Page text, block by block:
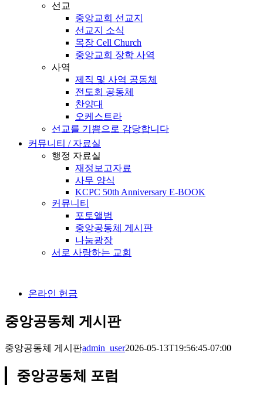
선교
중앙교회 선교지
선교지 소식
목장 Cell Church
중앙교회 장학 사역
사역
제직 및 사역 공동체
전도회 공동체
찬양대
오케스트라
선교를 기쁨으로 감당합니다
커뮤니티 / 자료실
행정 자료실
재정보고자료
사무 양식
KCPC 50th Anniversary E-BOOK
커뮤니티
포토앨범
중앙공동체 게시판
나눔광장
서로 사랑하는 교회
온라인 헌금
중앙공동체 게시판
중앙공동체 게시판admin_user2026-05-13T19:56:45-07:00
중앙공동체 포럼